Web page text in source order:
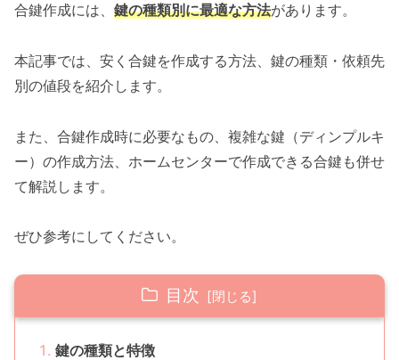
合鍵作成には、 鍵の種類別に最適な方法があります。
本記事では、安く合鍵を作成する方法、鍵の種類・依頼先
別の値段を紹介します。
また、合鍵作成時に必要なもの、複雑な鍵（ディンプルキ
ー）の作成方法、ホームセンターで作成できる合鍵も併せ
て解説します。
ぜひ参考にしてください。
目次
鍵の種類と特徴